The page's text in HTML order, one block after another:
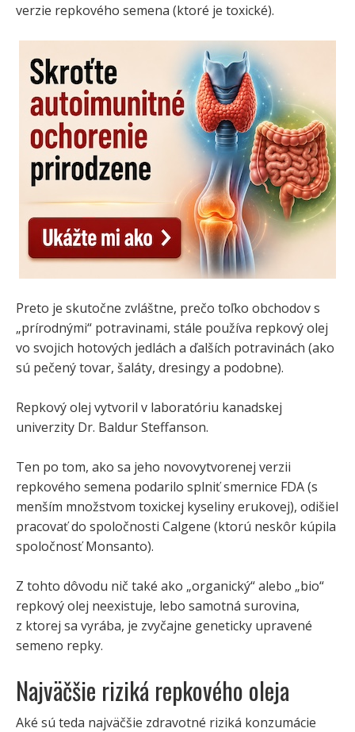
verzie repkového semena (ktoré je toxické).
Preto je skutočne zvláštne, prečo toľko obchodov s
„prírodnými“ potravinami, stále používa repkový olej
vo svojich hotových jedlách a ďalších potravinách (ako
sú pečený tovar, šaláty, dresingy a podobne).
Repkový olej vytvoril v laboratóriu kanadskej
univerzity Dr. Baldur Steffanson.
Ten po tom, ako sa jeho novovytvorenej verzii
repkového semena podarilo splniť smernice FDA (s
menším množstvom toxickej kyseliny erukovej), odišiel
pracovať do spoločnosti Calgene (ktorú neskôr kúpila
spoločnosť Monsanto).
Z tohto dôvodu nič také ako „organický“ alebo „bio“
repkový olej neexistuje, lebo samotná surovina,
z ktorej sa vyrába, je zvyčajne geneticky upravené
semeno repky.
Najväčšie riziká repkového oleja
Aké sú teda najväčšie zdravotné riziká konzumácie